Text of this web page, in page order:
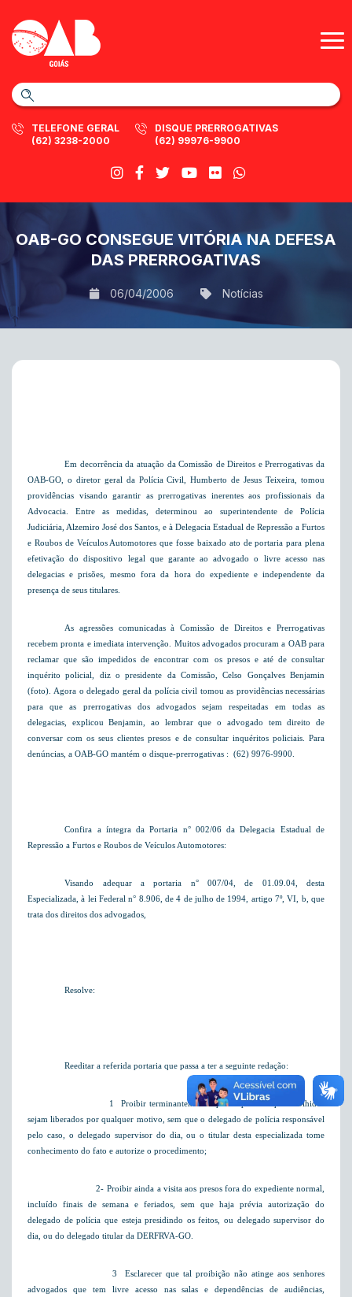
TELEFONE GERAL
(62) 3238-2000
DISQUE PRERROGATIVAS
(62) 99976-9900
OAB-GO CONSEGUE VITÓRIA NA DEFESA
DAS PRERROGATIVAS
06/04/2006 Notícias
Em decorrência da atuação da Comissão de Direitos e Prerrogativas da
OAB-GO, o diretor geral da Polícia Civil, Humberto de Jesus Teixeira, tomou
providências visando garantir as prerrogativas inerentes aos profissionais da
Advocacia. Entre as medidas, determinou ao superintendente de Polícia
Judiciária, Alzemiro José dos Santos, e à Delegacia Estadual de Repressão a Furtos
e Roubos de Veículos Automotores que fosse baixado ato de portaria para plena
efetivação do dispositivo legal que garante ao advogado o livre acesso nas
delegacias e prisões, mesmo fora da hora do expediente e independente da
presença de seus titulares.
As agressões comunicadas à Comissão de Direitos e Prerrogativas
recebem pronta e imediata intervenção. Muitos advogados procuram a OAB para
reclamar que são impedidos de encontrar com os presos e até de consultar
inquérito policial, diz o presidente da Comissão, Celso Gonçalves Benjamin
(foto). Agora o delegado geral da polícia civil tomou as providências necessárias
para que as prerrogativas dos advogados sejam respeitadas em todas as
delegacias, explicou Benjamin, ao lembrar que o advogado tem direito de
conversar com os seus clientes presos e de consultar inquéritos policiais. Para
denúncias, a OAB-GO mantém o disque-prerrogativas :
(62) 9976-9900.
Confira a íntegra da Portaria n° 002/06 da Delegacia Estadual de
Repressão a Furtos e Roubos de Veículos Automotores:
Visando adequar a portaria n° 007/04, de 01.09.04, desta
Especializada, à lei Federal n° 8.906, de 4 de julho de 1994, artigo 7º, VI, b, que
trata dos direitos dos advogados,
Resolve:
Reeditar a referida portaria que passa a ter a seguinte redação:
1  Proibir terminantemente que os presos aqui recolhidos
sejam liberados por qualquer motivo, sem que o delegado de polícia responsável
pelo caso, o delegado supervisor do dia, ou o titular desta especializada tome
conhecimento do fato e autorize o procedimento;
2- Proibir ainda a visita aos presos fora do expediente normal,
incluído finais de semana e feriados, sem que haja prévia autorização do
delegado de polícia que esteja presidindo os feitos, ou delegado supervisor do
dia, ou do delegado titular da DERFRVA-GO.
3  Esclarecer que tal proibição não atinge aos senhores
advogados que tem livre acesso nas salas e dependências de audiências,